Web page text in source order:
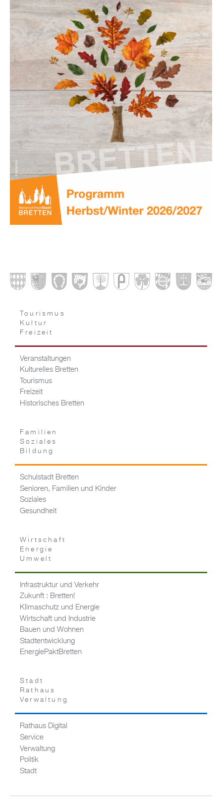
Tourismus
Kultur
Freizeit
Veranstaltungen
Kulturelles Bretten
Tourismus
Freizeit
Historisches Bretten
Familien
Soziales
Bildung
Schulstadt Bretten
Senioren, Familien und Kinder
Soziales
Gesundheit
Wirtschaft
Energie
Umwelt
Infrastruktur und Verkehr
Zukunft : Bretten!
Klimaschutz und Energie
Wirtschaft und Industrie
Bauen und Wohnen
Stadtentwicklung
EnergiePaktBretten
Stadt
Rathaus
Verwaltung
Rathaus Digital
Service
Verwaltung
Politik
Stadt